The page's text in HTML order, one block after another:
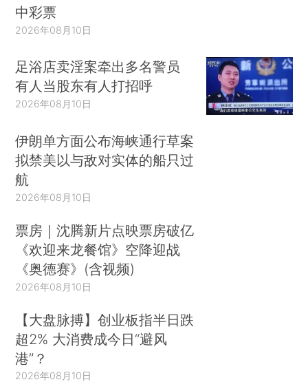
中彩票
2026年08月10日
足浴店卖淫案牵出多名警员
有人当股东有人打招呼
2026年08月10日
伊朗单方面公布海峡通行草案
拟禁美以与敌对实体的船只过
航
2026年08月10日
票房｜沈腾新片点映票房破亿
《欢迎来龙餐馆》空降迎战
《奥德赛》(含视频)
2026年08月10日
【大盘脉搏】创业板指半日跌
超2% 大消费成今日“避风
港”？
2026年08月10日